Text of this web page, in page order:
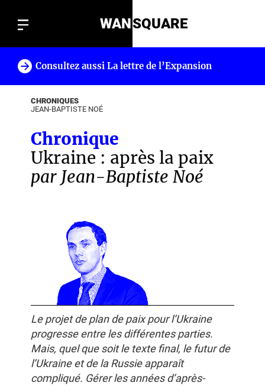
WANSQUARE
Consultez aussi La lettre de l’Expansion
CHRONIQUES
JEAN-BAPTISTE NOÉ
Chronique
Ukraine : après la paix
par Jean-Baptiste Noé
Le projet de plan de paix pour l’Ukraine
progresse entre les différentes parties.
Mais, quel que soit le texte final, le futur de
l’Ukraine et de la Russie apparaît
compliqué. Gérer les années d’après-